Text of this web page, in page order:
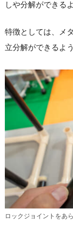
しや分解ができる
特徴としては、メ
立分解ができるよ
ロックジョイントをあ